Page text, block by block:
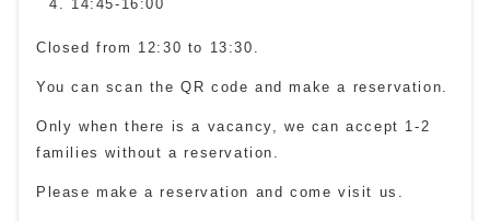
14:45-16:00
Closed from 12:30 to 13:30.
You can scan the QR code and make a reservation.
Only when there is a vacancy, we can accept 1-2
families without a reservation.
Please make a reservation and come visit us.